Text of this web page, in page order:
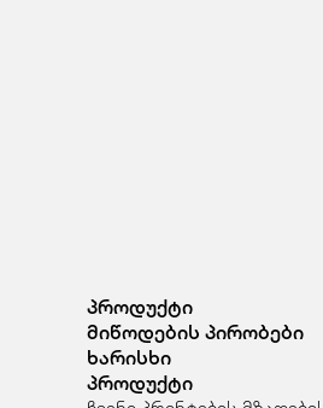
პროდუქტი
მიწოდების პირობები
ხარისხი
პროდუქტი